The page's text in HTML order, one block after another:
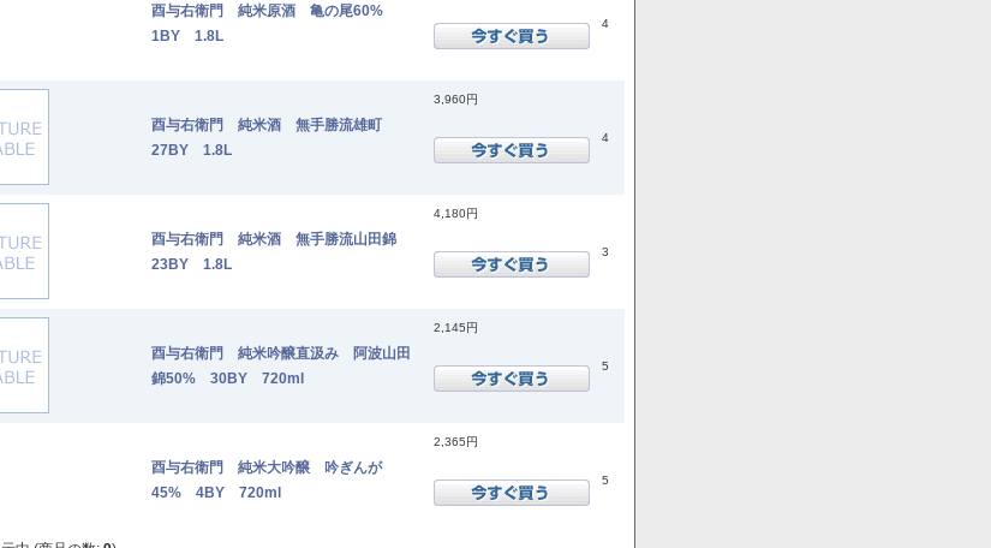
酉与右衛門 純米原酒 亀の尾60%
1BY 1.8L
4
酉与右衛門 純米酒 無手勝流雄町
27BY 1.8L
3,960円
4
酉与右衛門 純米酒 無手勝流山田錦
23BY 1.8L
4,180円
3
酉与右衛門 純米吟醸直汲み 阿波山田
錦50% 30BY 720ml
2,145円
5
酉与右衛門 純米大吟醸 吟ぎんが
45% 4BY 720ml
2,365円
5